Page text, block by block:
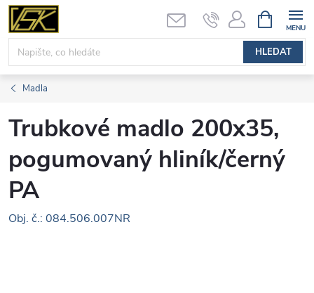
Přejít
obsah
HLEDAT
NÁKUPNÍ
KOŠÍK
Madla
Trubkové madlo 200x35,
pogumovaný hliník/černý
PA
Obj. č.: 084.506.007NR